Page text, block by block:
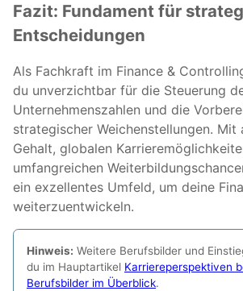
Fazit: Fundament für
Entscheidungen
Als Fachkraft im Finance &
du unverzichtbar für die Steuerung
Unternehmenszahlen und die
strategischer Weichenstellungen.
Gehalt, globalen
umfangreichen
ein exzellentes Umfeld, um deine
weiterzuentwickeln.
Hinweis: Weitere Berufsbilder und
du im Hauptartikel Karriere­perspektiven
Berufsbilder im Überblick.